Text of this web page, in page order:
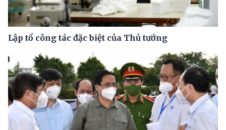
Lập tổ công tác đặc biệt của Thủ tướng